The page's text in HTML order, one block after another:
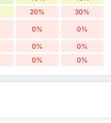
20% 30%
0% 0%
0% 0%
0% 0%